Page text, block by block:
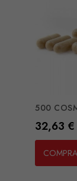
500
Preço
32,63 €